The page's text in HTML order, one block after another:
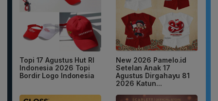
Topi 17 Agustus Hut RI
Indonesia 2026 Topi
Bordir Logo Indonesia
New 2026 Pamelo.id
Setelan Anak 17
Agustus Dirgahayu 81
2026 Katun...